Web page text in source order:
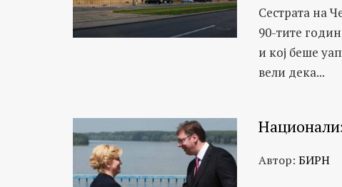
Сестрата на
90-тите
и кој беше
вели дека...
Автор: БИРН